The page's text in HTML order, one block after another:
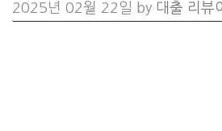
2025년 02월 22일 by 대출 리뷰